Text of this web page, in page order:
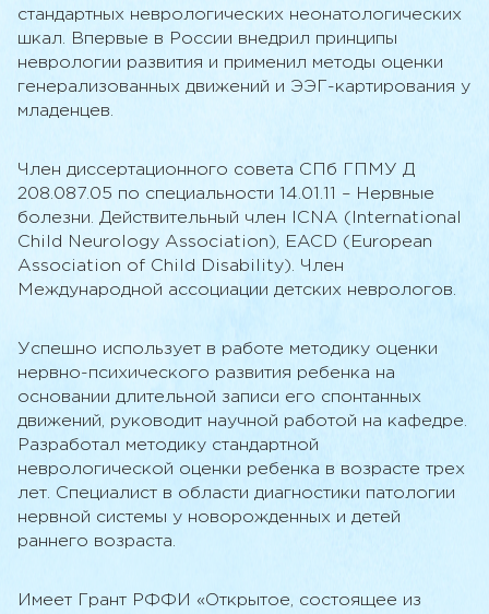
стандартных неврологических неонатологических
шкал. Впервые в России внедрил принципы
неврологии развития и применил методы оценки
генерализованных движений и ЭЭГ-картирования у
младенцев.
Член диссертационного совета СПб ГПМУ Д
208.087.05 по специальности 14.01.11 – Нервные
болезни. Действительный член ICNA (International
Child Neurology Association), EACD (European
Association of Child Disability). Член
Международной ассоциации детских неврологов.
Успешно использует в работе методику оценки
нервно-психического развития ребенка на
основании длительной записи его спонтанных
движений, руководит научной работой на кафедре.
Разработал методику стандартной
неврологической оценки ребенка в возрасте трех
лет. Специалист в области диагностики патологии
нервной системы у новорожденных и детей
раннего возраста.
Имеет Грант РФФИ «Открытое, состоящее из
Материалы на сайте размещаются на
вопросы пользователей в приоритетном
порядке. Вы можете наиболее
интересующий вопрос и наши эксперты
дадут компетентный ответ, а Вам на почту
прийдет уведомление о размещении статьи
на сайте
Запомнить меня Забыли пароль?
Войти
Нет аккаунта? Зарегистрироваться
Регистрация
подтверждения будет отправлен Вам на
почту
Отправить код на почту
Есть аккаунт? Войти
Забыли пароль
Для восстановления пароля введите ваш
email. Код подтверждения будет отправлен
Вам на почту
Отправить код на почту
Есть аккаунт?
Отправить код еще раз
Отправить
Есть аккаунт? Войти
Придумайте новый пароль
Сменить пароль
Есть аккаунт? Войти